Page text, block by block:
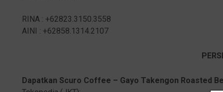
RINA : +62823.3150.3558
AINI : +62858.1314.2107
Dapatkan Scuro Coffee – Gayo Takengon Roasted